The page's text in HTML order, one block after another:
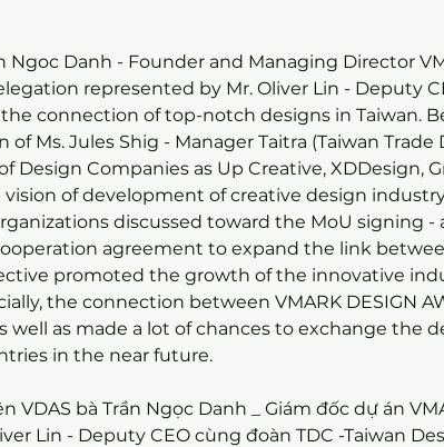
Ngoc Danh - Founder and Managing Director
represented by Mr. Oliver Lin - Deputy
the connection of top-notch designs in Taiwan.
of Ms. Jules Shig - Manager Taitra (Taiwan
Design Companies as Up Creative, XDDesign,
of development of creative design
discussed toward the MoU signing -
agreement to expand the link
promoted the growth of the innovative
the connection between VMARK DESIGN
well as made a lot of chances to exchange the
in the near future.
VDAS bà Trần Ngọc Danh _ Giám đốc dự án
Lin - Deputy CEO cùng đoàn TDC -Taiwan